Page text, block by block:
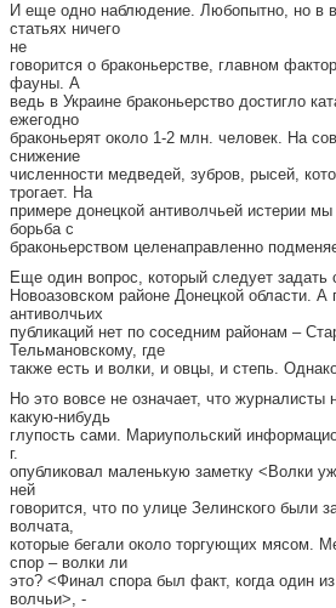
И еще одно наблюдение. Любопытно, но в
статьях ничего
не
говорится о браконьерстве, главном
фауны. А
ведь в Украине браконьерство достигло
ежегодно
браконьерят около 1-2 млн. человек. На
снижение
численности медведей, зубров, рысей,
трогает. На
примере донецкой антиволчьей истерии
борьба с
браконьерством целенаправленно
Еще один вопрос, который следует задать
Новоазовском районе Донецкой области. А
антиволчьих
публикаций нет по соседним районам –
Тельмановскому, где
также есть и волки, и овцы, и степь.
Но это вовсе не означает, что журналисты
какую-нибудь
глупость сами. Мариупольский
г.
опубликовал маленькую заметку <Волки
ней
говорится, что по улице Зелинского были
волчата,
которые бегали около торгующих мясом.
спор – волки ли
это? <Финал спора был факт, когда один
волчьи>, -